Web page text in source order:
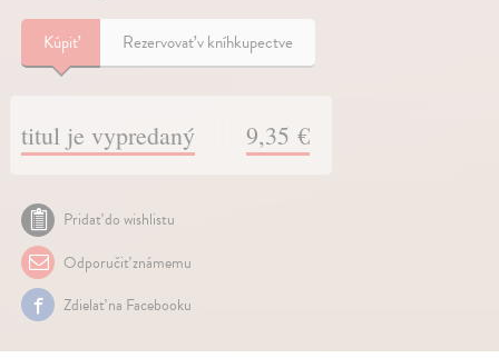
Kúpiť Rezervovať v kníhkupectve
titul je vypredaný 9,35 €
Pridať do wishlistu
Odporučiť známemu
Zdielať na Facebooku